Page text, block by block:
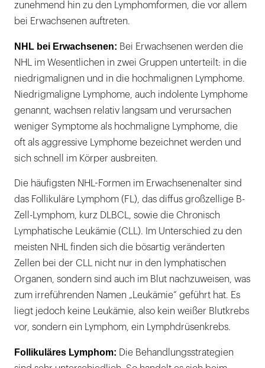
zunehmend hin zu den Lymphomformen, die vor allem
bei Erwachsenen auftreten.
NHL bei Erwachsenen: Bei Erwachsenen werden die
NHL im Wesentlichen in zwei Gruppen unterteilt: in die
niedrigmalignen und in die hochmalignen Lymphome.
Niedrigmaligne Lymphome, auch indolente Lymphome
genannt, wachsen relativ langsam und verursachen
weniger Symptome als hochmaligne Lymphome, die
oft als aggressive Lymphome bezeichnet werden und
sich schnell im Körper ausbreiten.
Die häufigsten NHL-Formen im Erwachsenenalter sind
das Follikuläre Lymphom (FL), das diffus großzellige B-
Zell-Lymphom, kurz DLBCL, sowie die Chronisch
Lymphatische Leukämie (CLL). Im Unterschied zu den
meisten NHL finden sich die bösartig veränderten
Zellen bei der CLL nicht nur in den lymphatischen
Organen, sondern sind auch im Blut nachzuweisen, was
zum irreführenden Namen „Leukämie“ geführt hat. Es
liegt jedoch keine Leukämie, also kein weißer Blutkrebs
vor, sondern ein Lymphom, ein Lymphdrüsenkrebs.
Follikuläres Lymphom:
Die Behandlungsstrategien